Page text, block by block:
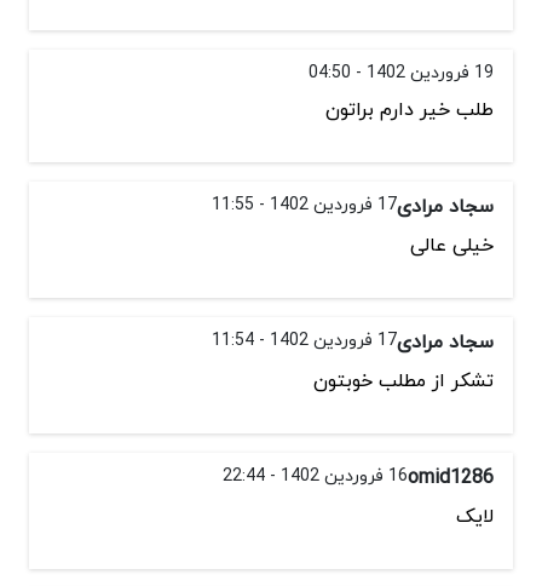
19 فروردین 1402 - 04:50
طلب خیر دارم براتون
سجاد مرادی17 فروردین 1402 - 11:55
خیلی عالی
سجاد مرادی17 فروردین 1402 - 11:54
تشکر از مطلب خوبتون
omid128616 فروردین 1402 - 22:44
لایک